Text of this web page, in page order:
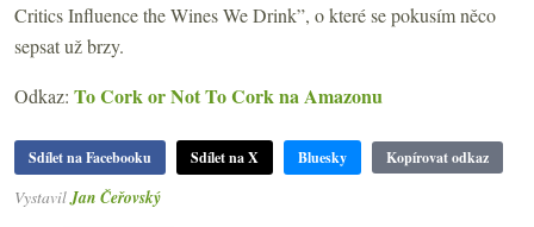
Critics Influence the Wines We Drink”, o které se pokusím něco
sepsat už brzy.
Odkaz: To Cork or Not To Cork na Amazonu
Sdílet na Facebooku Sdílet na X Bluesky Kopírovat odkaz
Vystavil Jan Čeřovský